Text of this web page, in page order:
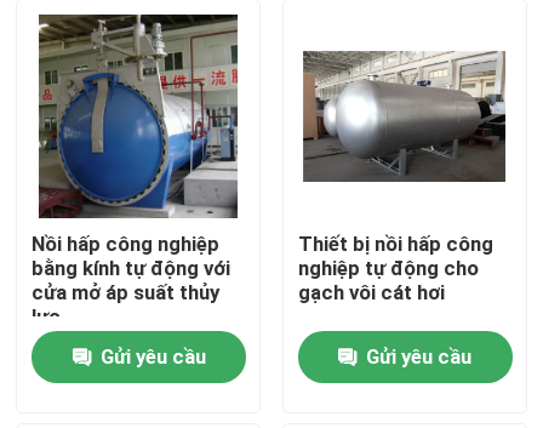
Video
Về chúng tôi
Chuyến tham quan nhà máy
Kiểm soát chất lượng
Liên hệ với chúng tôi
Nồi hấp công nghiệp
bằng kính tự động với
cửa mở áp suất thủy
lực
Gửi yêu cầu
Thiết bị nồi hấp công
nghiệp tự động cho
gạch vôi cát hơi
Gửi yêu cầu